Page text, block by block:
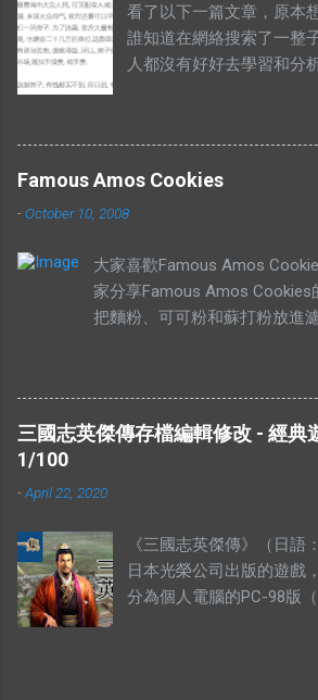
看了以下一篇文章，原本
誰知道在網絡搜索了一整
人都沒有好好去學習和分
不到就是有市無價？ 至
句成語，你們自己Google
這只說重點。 網絡流行的
西。可是有些解釋把“有價
價無市就是說有人願意出
應。”如果按照這個邏輯，
供應，卻無高價。如果是
需求高過供應，或者供應
的角度去看，貨物在供應
是不應該上揚的。（獨特
例子是：一個地方的二手
可是住在那的人都不想賣
物，沒有供應的嗎？ 2012
鄉委會主席，北區區議員
畀夠錢我，祠堂都可以畀
Famous Amos Cookies
-October 10, 2008
大家喜歡Famous Amos
家分享Famous Amos Cookies
把麵粉、可可粉和蘇打粉放進
（Walnut），攪拌均勻，放在
個盤裡，放入菜油、白糖、黃
材料攪拌均勻。攪拌的時候要
時鐘旋轉。 加入香精，繼續攪
前的面紛混合物。 攪拌五分鐘
烤箱裡烤。時間的長短，需要
一下的大小，時間需要比較長
需要的時間比較短。 這個就是
喜歡。 由於這個曲奇的食譜是
年都有做來賣），所以我不方
三國志英傑傳存檔編輯修改 - 經典
1/100
-April 22, 2020
《三國志英傑傳》（日語
日本光榮公司出版的遊戲
分為個人電腦的PC-98版（
SFC版、PS版、SS版、